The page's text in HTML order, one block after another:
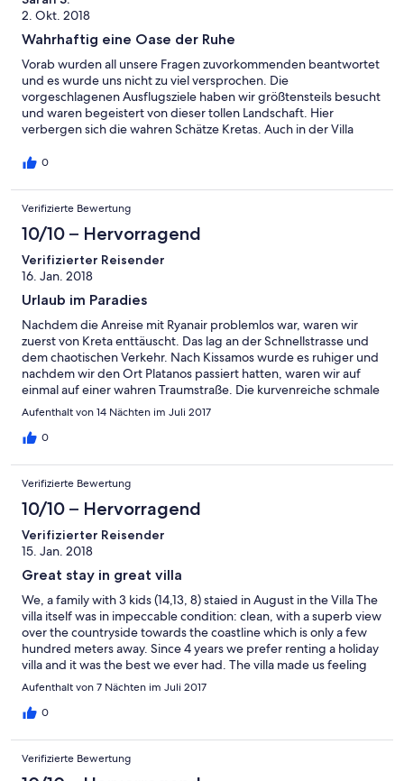
2. Okt. 2018
Wahrhaftig eine Oase der Ruhe
Vorab wurden all unsere Fragen zuvorkommenden beantwortet
und es wurde uns nicht zu viel versprochen. Die
vorgeschlagenen Ausflugsziele haben wir größtensteils besucht
und waren begeistert von dieser tollen Landschaft. Hier
verbergen sich die wahren Schätze Kretas. Auch in der Villa
liebevolle und detailreiche Einrichtung, professionelles Personal
perfekt. Wir kommen bald wieder!
0
Verifizierte Bewertung
10/10 – Hervorragend
Verifizierter Reisender
16. Jan. 2018
Urlaub im Paradies
Nachdem die Anreise mit Ryanair problemlos war, waren wir
zuerst von Kreta enttäuscht. Das lag an der Schnellstrasse und
dem chaotischen Verkehr. Nach Kissamos wurde es ruhiger und
nachdem wir den Ort Platanos passiert hatten, waren wir auf
einmal auf einer wahren Traumstraße. Die kurvenreiche schmale
Küstenstraße begeistert uns direkt mit ihren fantastischen
kam der Hammer: Man fährt die Auffahrt hoch zum Haus, und
beeindruckender als wir erwartet haben. Nächstes Mal bleiben
wir länger!
Aufenthalt von 14 Nächten im Juli 2017
0
Verifizierte Bewertung
10/10 – Hervorragend
Verifizierter Reisender
15. Jan. 2018
Great stay in great villa
We, a family with 3 kids (14,13, 8) staied in August in the Villa The
villa itself was in impeccable condition: clean, with a superb view
over the countryside towards the coastline which is only a few
hundred meters away. Since 4 years we prefer renting a holiday
villa and it was the best we ever had. The villa made us feeling
home. The tranquille environment, away from the usual high
batteries for work and school. Many thanks to Ioanna, who
your dinner on the pool terrasse, having a glass of vine while the
Aufenthalt von 7 Nächten im Juli 2017
0
Verifizierte Bewertung